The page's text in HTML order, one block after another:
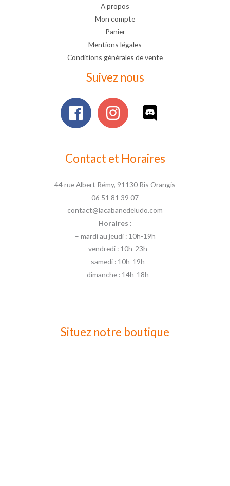
A propos
Mon compte
Panier
Mentions légales
Conditions générales de vente
Suivez nous
Contact et Horaires
44 rue Albert Rémy, 91130 Ris Orangis
06 51 81 39 07
contact@lacabanedeludo.com
Horaires :
– mardi au jeudi : 10h-19h
– vendredi : 10h-23h
– samedi : 10h-19h
– dimanche : 14h-18h
Situez notre boutique